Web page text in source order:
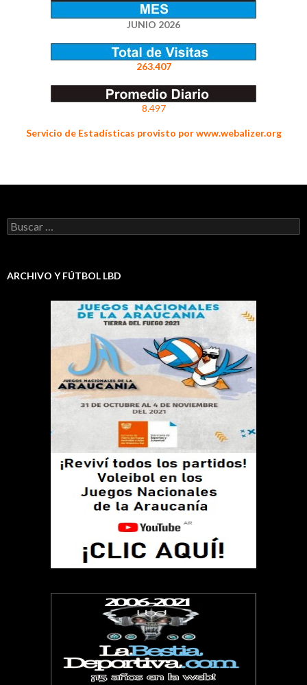
JUNIO 2026
263.407
8.497
Servicio de Estadísticas provisto por www.webalizer.org
Buscar:
ARCHIVO Y FÚTBOL LBD